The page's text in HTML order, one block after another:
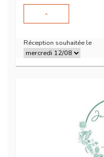
-
Réception souhaitée le